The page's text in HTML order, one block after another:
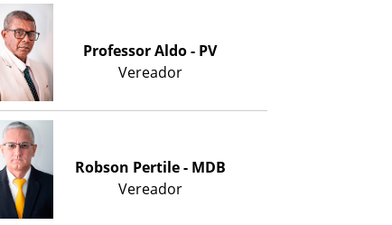
Professor Aldo - PV
Vereador
Robson Pertile - MDB
Vereador